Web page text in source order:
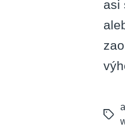
asi
Tags